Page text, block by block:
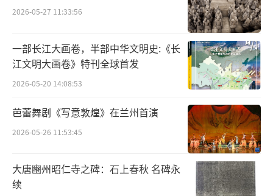
2026-05-27 11:33:56
一部长江大画卷，半部中华文明史:《长
江文明大画卷》特刊全球首发
2026-05-20 14:08:53
芭蕾舞剧《写意敦煌》在兰州首演
2026-05-26 11:53:45
大唐豳州昭仁寺之碑：石上春秋 名碑永
续